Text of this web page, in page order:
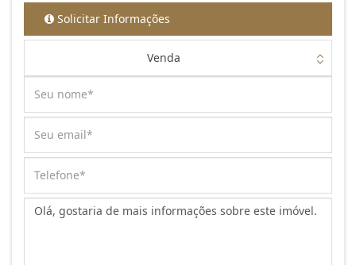
Solicitar Informações
Venda
Mensagem: